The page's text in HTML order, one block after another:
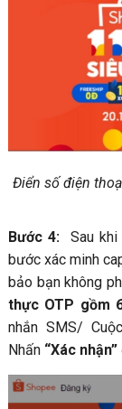
Điển số điện
Bước 4:
Sau
bước xác minh
bảo bạn không
thực OTP gồm
nhắn SMS/
Nhấn “Xác nhận”